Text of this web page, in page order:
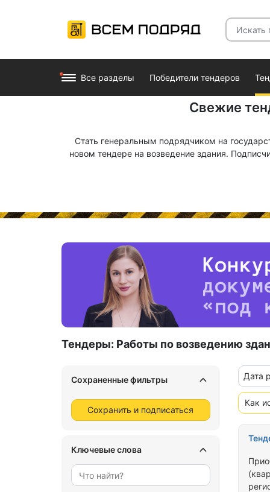
Все разделы Победители тендеров
Свежие
Стать генеральным подрядчиком на
новом тендере на возведение здания.
Тендеры: Работы по возведению
Сохраненные фильтры
Сохранить и подписаться
Ключевые слова
Дата
Как